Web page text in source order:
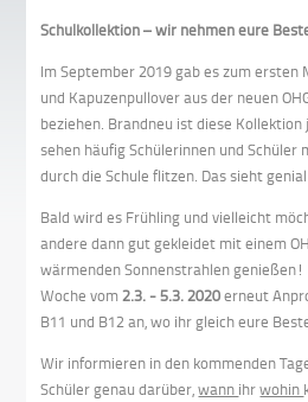
Schulkollektion – wir nehmen eure
Im September 2019 gab es zum ersten
und Kapuzenpullover aus der neuen
beziehen. Brandneu ist diese
sehen häufig Schülerinnen und Schüler
durch die Schule flitzen. Das sieht
Bald wird es Frühling und vielleicht
andere dann gut gekleidet mit einem
wärmenden Sonnenstrahlen
Woche vom2.3. - 5.3. 2020erneut
B11 und B12 an, wo ihr gleich eure
Wir informieren in den kommenden
Schüler genau darüber,wann ihrwohin